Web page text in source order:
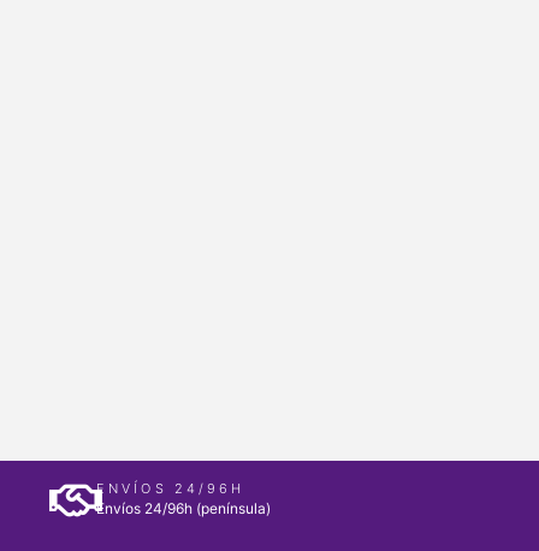
ENVÍOS 24/96H
Envíos 24/96h (península)